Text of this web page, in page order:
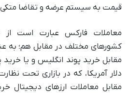
قیمت به سیستم عرضه و تقاضا
معاملات فارکس عبارت است
کشورهای مختلف در مقابل هم؛ به
مقابل خرید پوند انگلیس و یا
مقابل معاملات ارزهای دیجیتال